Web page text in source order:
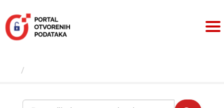
sadržaj